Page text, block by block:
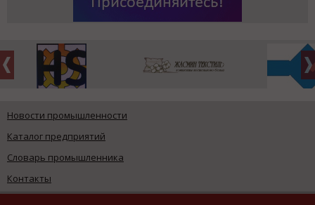
Новости промышленности
Каталог предприятий
Словарь промышленника
Контакты